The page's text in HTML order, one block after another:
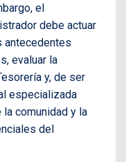
el
debe actuar
antecedentes
evaluar la
y, de ser
especializada
comunidad y la
del